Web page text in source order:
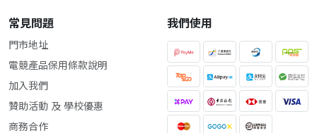
常見問題
門市地址
電競產品保用條款說明
加入我們
贊助活動 及 學校優惠
商務合作
我們使用